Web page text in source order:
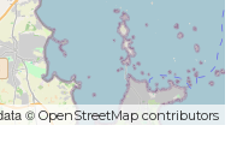
© OpenStreetMap contributors